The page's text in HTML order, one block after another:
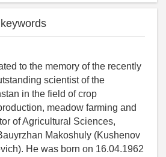
to the memory of the recently
scientist of the
in the field of crop
meadow farming and
of Agricultural Sciences,
Makoshuly (Kushenov
He was born on 16.04.1962